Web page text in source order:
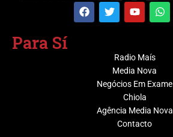
Para Sí
Radio Maís
Media Nova
Negócios Em Exame
Chiola
Agência Media Nova
Contacto